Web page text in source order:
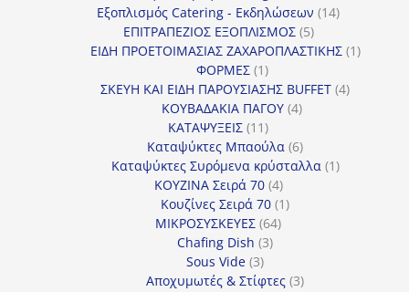
προϊόντα
Εξοπλισμός Catering - Εκδηλώσεων 1414
ΕΠΙΤΡΑΠΕΖΙΟΣ ΕΞΟΠΛΙΣΜΟΣ 55
προϊόντα
ΕΙΔΗ ΠΡΟΕΤΟΙΜΑΣΙΑΣ ΖΑΧΑΡΟΠΛΑΣΤΙΚΗΣ 11
ΦΟΡΜΕΣ 11
προϊόν
ΣΚΕΥΗ ΚΑΙ ΕΙΔΗ ΠΑΡΟΥΣΙΑΣΗΣ BUFFET 44
ΚΟΥΒΑΔΑΚΙΑ ΠΑΓΟΥ 44
ΚΑΤΑΨΥΞΕΙΣ 1111
προϊόντα
Καταψύκτες Μπαούλα 66
προϊόντα
Καταψύκτες Συρόμενα κρύσταλλα 11
ΚΟΥΖΙΝΑ Σειρά 70 44
προϊόντα
Κουζίνες Σειρά 70 11
ΜΙΚΡΟΣΥΣΚΕΥΕΣ 6464
Chafing Dish 33
Sous Vide 33
προϊόντα
Αποχυμωτές & Στίφτες 33